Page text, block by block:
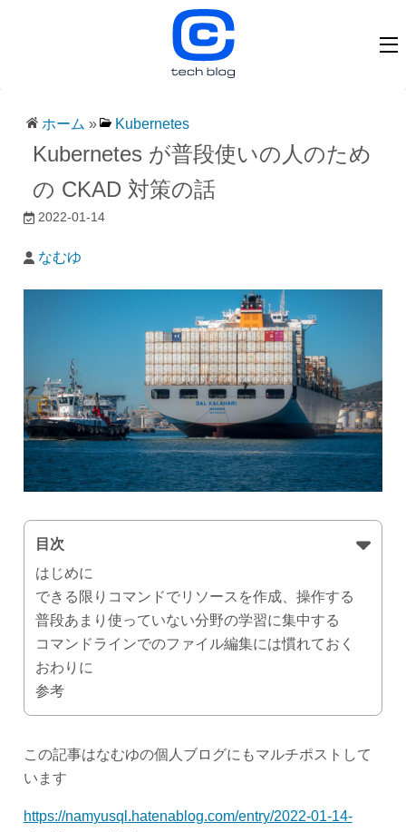
ホーム » Kubernetes
Kubernetes が普段使いの人のため
の CKAD 対策の話
2022-01-14
なむゆ
目次
はじめに
できる限りコマンドでリソースを作成、操作する
普段あまり使っていない分野の学習に集中する
コマンドラインでのファイル編集には慣れておく
おわりに
参考
この記事はなむゆの個人ブログにもマルチポストして
います
https://namyusql.hatenablog.com/entry/2022-01-14-